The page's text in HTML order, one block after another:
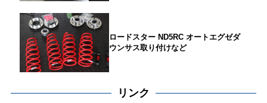
ロードスター ND5RC オートエグゼダ
ウンサス取り付けなど
リンク